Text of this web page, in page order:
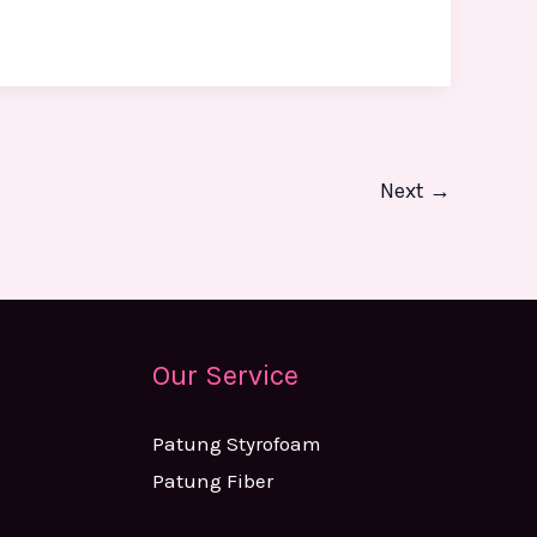
Next →
Our Service
Patung Styrofoam
Patung Fiber